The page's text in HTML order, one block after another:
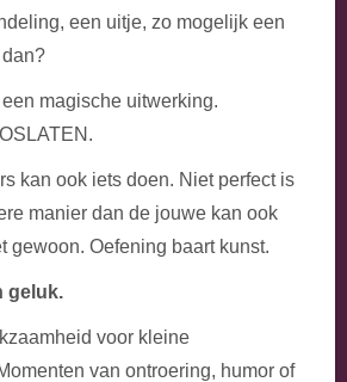
een uitje, zo mogelijk een
magische uitwerking.
kan ook iets doen. Niet perfect is
manier dan de jouwe kan ook
gewoon. Oefening baart kunst.
geluk.
voor kleine
van ontroering, humor of